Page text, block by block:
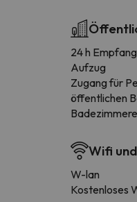
24 h Empfang
Aufzug
Zugang für
öffentlichen
Wifi
W-lan
Kostenloses